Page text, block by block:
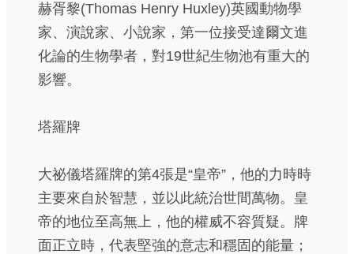
赫胥黎(Thomas Henry Huxley)英國動物學
家、演說家、小說家，第一位接受達爾文進
化論的生物學者，對19世紀生物池有重大的
影響。
塔羅牌
大祕儀塔羅牌的第4張是“皇帝”，他的力時時
主要來自於智慧，並以此統治世間萬物。皇
帝的地位至高無上，他的權威不容質疑。牌
面正立時，代表堅強的意志和穩固的能量；